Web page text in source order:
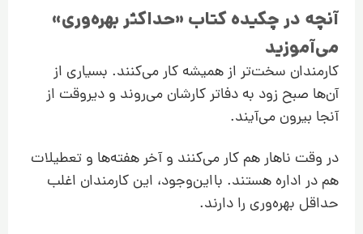
آنچه در چکیده کتاب «حداکثر بهره‌وری»
می‌آموزید
کارمندان سخت‌تر از همیشه کار می‌کنند. بسیاری از
آن‌‌ها صبح زود به دفاتر کارشان می‌روند و دیروقت از
آنجا بیرون می‌آیند.
در وقت ناهار هم کار می‌کنند و آخر هفته‌ها و تعطیلات
هم در اداره هستند. بااین‌وجود، این کارمندان اغلب
حداقل بهره‌وری را دارند.